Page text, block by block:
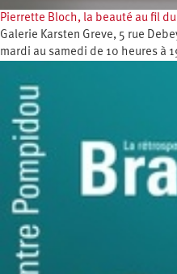
Pierrette Bloch, la beauté au fil
Galerie Karsten Greve, 5 rue
mardi au samedi de 10 heures à